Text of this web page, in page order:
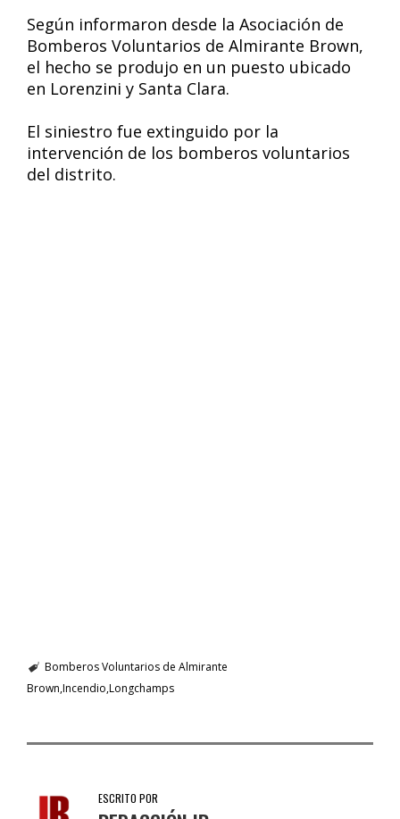
Según informaron desde la Asociación de
Bomberos Voluntarios de Almirante Brown,
el hecho se produjo en un puesto ubicado
en Lorenzini y Santa Clara.
El siniestro fue extinguido por la
intervención de los bomberos voluntarios
del distrito.
Bomberos Voluntarios de Almirante
Brown Incendio Longchamps
ESCRITO POR